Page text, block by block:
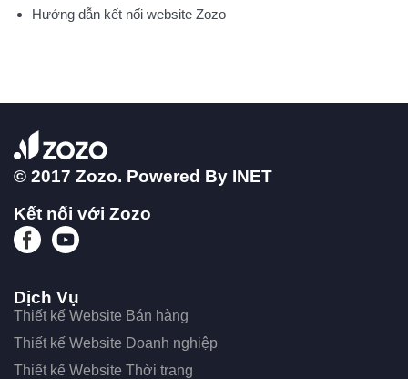
Hướng dẫn kết nối website Zozo
© 2017 Zozo. Powered By INET
Kết nối với Zozo
Dịch Vụ
Thiết kế Website Bán hàng
Thiết kế Website Doanh nghiệp
Thiết kế Website Thời trang